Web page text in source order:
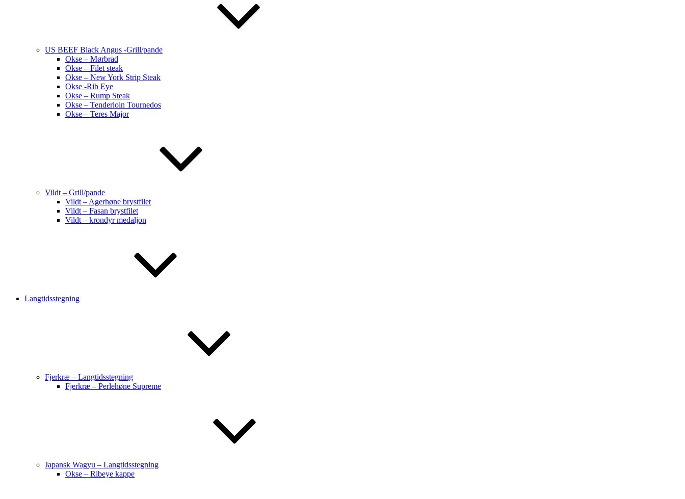
US BEEF Black Angus -Grill/pande
Okse – Mørbrad
Okse – Filet steak
Okse – New York Strip Steak
Okse -Rib Eye
Okse – Rump Steak
Okse – Tenderloin Tournedos
Okse – Teres Major
Vildt – Grill/pande
Vildt – Agerhøne brystfilet
Vildt – Fasan brystfilet
Vildt – krondyr medaljon
Langtidsstegning
Fjerkræ – Langtidsstegning
Fjerkræ – Perlehøne Supreme
Japansk Wagyu – Langtidsstegning
Okse – Ribeye kappe